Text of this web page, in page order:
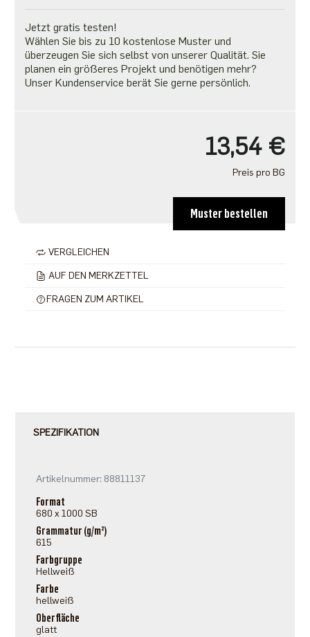
Jetzt gratis testen!
Wählen Sie bis zu 10 kostenlose Muster und
überzeugen Sie sich selbst von unserer Qualität. Sie
planen ein größeres Projekt und benötigen mehr?
Unser Kundenservice berät Sie gerne persönlich.
13,54 €
Preis pro BG
Muster bestellen
VERGLEICHEN
AUF DEN MERKZETTEL
FRAGEN ZUM ARTIKEL
SPEZIFIKATION
Artikelnummer: 88811137
Format
680 x 1000 SB
Grammatur (g/m²)
615
Farbgruppe
Hellweiß
Farbe
hellweiß
Oberfläche
glatt